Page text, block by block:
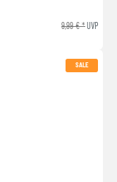
9,99 € *UVP
SALE